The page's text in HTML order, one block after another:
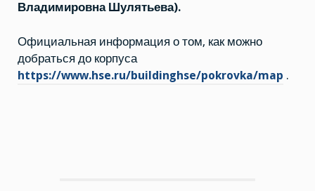
Владимировна Шулятьева).
Официальная информация о том, как можно
добраться до корпуса
https://www.hse.ru/buildinghse/pokrovka/map .